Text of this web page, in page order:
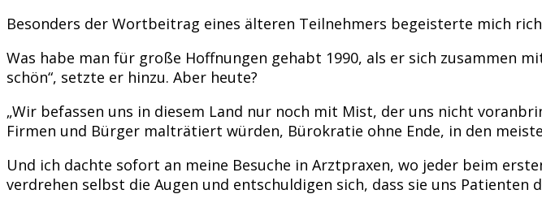
Besonders der Wortbeitrag eines älteren Teilnehmers begeisterte mich
Was habe man für große Hoffnungen gehabt 1990, als er sich zusammen
schön“, setzte er hinzu. Aber heute?
„Wir befassen uns in diesem Land nur noch mit Mist, der uns nicht
Firmen und Bürger malträtiert würden, Bürokratie ohne Ende, in den
Und ich dachte sofort an meine Besuche in Arztpraxen, wo jeder beim
verdrehen selbst die Augen und entschuldigen sich, dass sie uns Patienten